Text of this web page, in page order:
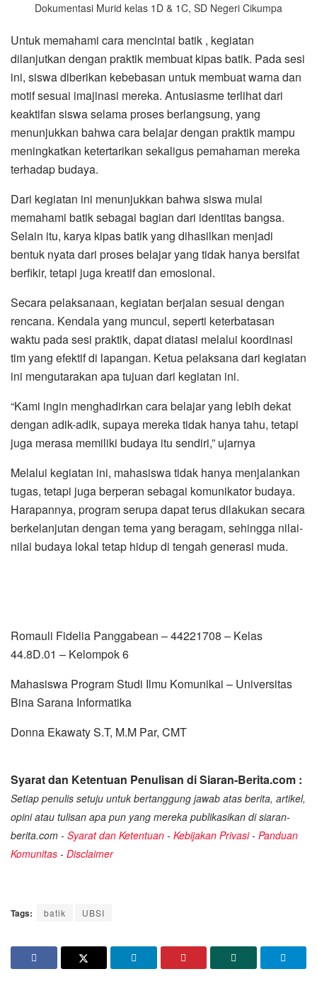
Dokumentasi Murid kelas 1D & 1C, SD Negeri Cikumpa
Untuk memahami cara mencintai batik , kegiatan
dilanjutkan dengan praktik membuat kipas batik. Pada sesi
ini, siswa diberikan kebebasan untuk membuat warna dan
motif sesuai imajinasi mereka. Antusiasme terlihat dari
keaktifan siswa selama proses berlangsung, yang
menunjukkan bahwa cara belajar dengan praktik mampu
meningkatkan ketertarikan sekaligus pemahaman mereka
terhadap budaya.
Dari kegiatan ini menunjukkan bahwa siswa mulai
memahami batik sebagai bagian dari identitas bangsa.
Selain itu, karya kipas batik yang dihasilkan menjadi
bentuk nyata dari proses belajar yang tidak hanya bersifat
berfikir, tetapi juga kreatif dan emosional.
Secara pelaksanaan, kegiatan berjalan sesuai dengan
rencana. Kendala yang muncul, seperti keterbatasan
waktu pada sesi praktik, dapat diatasi melalui koordinasi
tim yang efektif di lapangan. Ketua pelaksana dari kegiatan
ini mengutarakan apa tujuan dari kegiatan ini.
“Kami ingin menghadirkan cara belajar yang lebih dekat
dengan adik-adik, supaya mereka tidak hanya tahu, tetapi
juga merasa memiliki budaya itu sendiri,” ujarnya
Melalui kegiatan ini, mahasiswa tidak hanya menjalankan
tugas, tetapi juga berperan sebagai komunikator budaya.
Harapannya, program serupa dapat terus dilakukan secara
berkelanjutan dengan tema yang beragam, sehingga nilai-
nilai budaya lokal tetap hidup di tengah generasi muda.
Romauli Fidelia Panggabean – 44221708 – Kelas
44.8D.01 – Kelompok 6
Mahasiswa Program Studi Ilmu Komunikai – Universitas
Bina Sarana Informatika
Donna Ekawaty S.T, M.M Par, CMT
Syarat dan Ketentuan Penulisan di Siaran-Berita.com :
Setiap penulis setuju untuk bertanggung jawab atas berita, artikel,
opini atau tulisan apa pun yang mereka publikasikan di siaran-
berita.com - Syarat dan Ketentuan - Kebijakan Privasi- Panduan
Komunitas - Disclaimer
Tags: batik UBSI